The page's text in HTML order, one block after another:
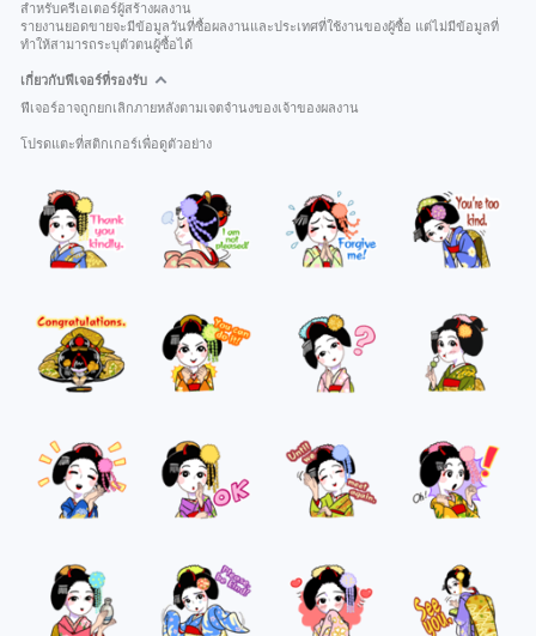
สำหรับครีเอเตอร์ผู้สร้างผลงาน
รายงานยอดขายจะมีข้อมูลวันที่ซื้อผลงานและประเทศที่ใช้งานของผู้ซื้อ แต่ไม่มีข้อมูลที่
ทำให้สามารถระบุตัวตนผู้ซื้อได้
เกี่ยวกับฟีเจอร์ที่รองรับ
ฟีเจอร์อาจถูกยกเลิกภายหลังตามเจตจำนงของเจ้าของผลงาน
โปรดแตะที่สติกเกอร์เพื่อดูตัวอย่าง